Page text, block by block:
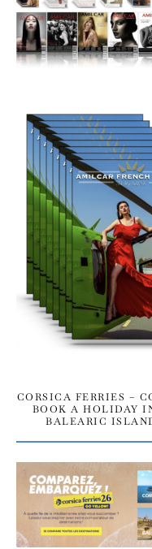
CORSICA FERRIES –
BOOK A HOLIDAY
BALEARIC